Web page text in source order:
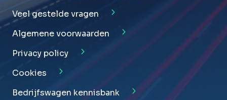
Veel gestelde vragen
Algemene voorwaarden
Privacy policy
Cookies
Bedrijfswagen kennisbank